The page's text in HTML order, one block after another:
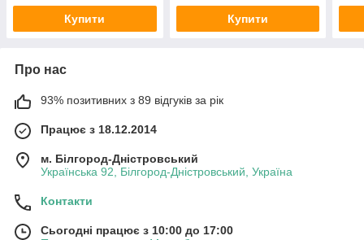
Купити Купити
Про нас
93% позитивних з 89 відгуків за рік
Працює з 18.12.2014
м. Білгород-Дністровський
Українська 92, Білгород-Дністровський, Україна
Контакти
Сьогодні працює з 10:00 до 17:00